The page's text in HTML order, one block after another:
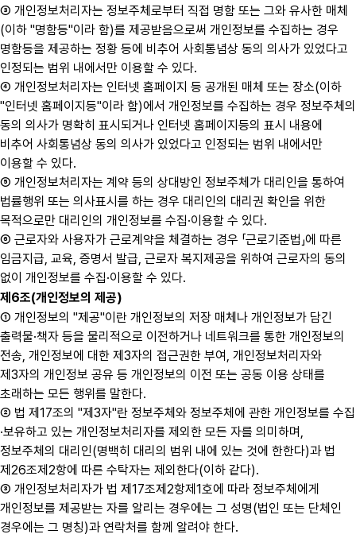
③ 개인정보처리자는 정보주체로부터 직접 명함 또는 그와 유사한 매체
(이하 "명함등"이라 함)를 제공받음으로써 개인정보를 수집하는 경우
명함등을 제공하는 정황 등에 비추어 사회통념상 동의 의사가 있었다고
인정되는 범위 내에서만 이용할 수 있다.
④ 개인정보처리자는 인터넷 홈페이지 등 공개된 매체 또는 장소(이하
"인터넷 홈페이지등"이라 함)에서 개인정보를 수집하는 경우 정보주체의
동의 의사가 명확히 표시되거나 인터넷 홈페이지등의 표시 내용에
비추어 사회통념상 동의 의사가 있었다고 인정되는 범위 내에서만
이용할 수 있다.
⑤ 개인정보처리자는 계약 등의 상대방인 정보주체가 대리인을 통하여
법률행위 또는 의사표시를 하는 경우 대리인의 대리권 확인을 위한
목적으로만 대리인의 개인정보를 수집·이용할 수 있다.
⑥ 근로자와 사용자가 근로계약을 체결하는 경우 「근로기준법」에 따른
임금지급, 교육, 증명서 발급, 근로자 복지제공을 위하여 근로자의 동의
없이 개인정보를 수집·이용할 수 있다.
제6조(개인정보의 제공)
① 개인정보의 "제공"이란 개인정보의 저장 매체나 개인정보가 담긴
출력물·책자 등을 물리적으로 이전하거나 네트워크를 통한 개인정보의
전송, 개인정보에 대한 제3자의 접근권한 부여, 개인정보처리자와
제3자의 개인정보 공유 등 개인정보의 이전 또는 공동 이용 상태를
초래하는 모든 행위를 말한다.
② 법 제17조의 "제3자"란 정보주체와 정보주체에 관한 개인정보를 수집
·보유하고 있는 개인정보처리자를 제외한 모든 자를 의미하며,
정보주체의 대리인(명백히 대리의 범위 내에 있는 것에 한한다)과 법
제26조제2항에 따른 수탁자는 제외한다(이하 같다).
③ 개인정보처리자가 법 제17조제2항제1호에 따라 정보주체에게
개인정보를 제공받는 자를 알리는 경우에는 그 성명(법인 또는 단체인
경우에는 그 명칭)과 연락처를 함께 알려야 한다.